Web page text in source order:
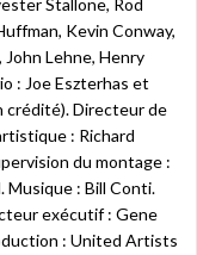
Stallone, Rod
Kevin Conway,
John Lehne, Henry
: Joe Eszterhas et
crédité). Directeur de
: Richard
du montage :
Musique : Bill Conti.
exécutif : Gene
: United Artists